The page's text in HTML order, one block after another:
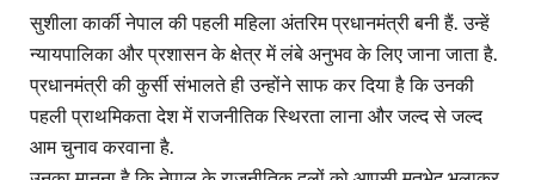
सुशीला कार्की नेपाल की पहली महिला अंतरिम प्रधानमंत्री बनी हैं. उन्हें
न्यायपालिका और प्रशासन के क्षेत्र में लंबे अनुभव के लिए जाना जाता है.
प्रधानमंत्री की कुर्सी संभालते ही उन्होंने साफ कर दिया है कि उनकी
पहली प्राथमिकता देश में राजनीतिक स्थिरता लाना और जल्द से जल्द
आम चुनाव करवाना है.